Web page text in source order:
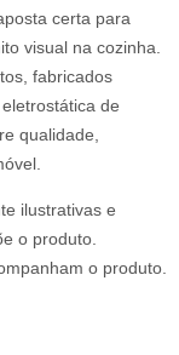
certa para
visual na cozinha.
fabricados
de
qualidade,
ilustrativas e
o produto.
o produto.